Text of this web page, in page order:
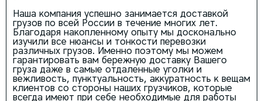
Наша компания успешно занимается доставкой
грузов по всей России в течение многих лет.
Благодаря накопленному опыту мы досконально
изучили все нюансы и тонкости перевозки
различных грузов. Именно поэтому мы можем
гарантировать вам бережную доставку Вашего
груза даже в самые отдаленные уголки и
вежливость, пунктуальность, аккуратность к вещам
клиентов со стороны наших грузчиков, которые
всегда имеют при себе необходимые для работы